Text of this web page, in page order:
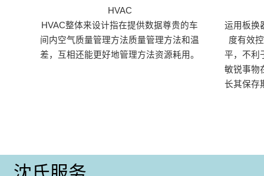
HVAC
HVAC整体来设计指在提供数据尊贵的车
间内空气质量管理方法质量管理方法和温
差，互相还能更好地管理方法资源耗用。
运用板换
度有效
平，不利
敏锐事物
长其保存